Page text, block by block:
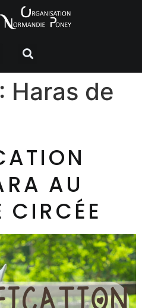
Haras de
AU
CIRCÉE